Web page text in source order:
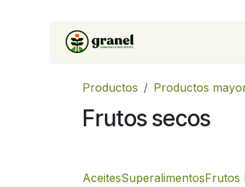
Ir al contenido
Productos Productos
Frutos secos
AceitesSuperalimentosFrutos